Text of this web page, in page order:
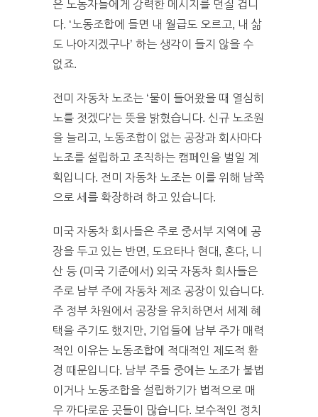
은 노동자들에게 강력한 메시지를 던질 겁니
다. ‘노동조합에 들면 내 월급도 오르고, 내 삶
도 나아지겠구나’ 하는 생각이 들지 않을 수
없죠.
전미 자동차 노조는 ‘물이 들어왔을 때 열심히
노를 젓겠다’는 뜻을 밝혔습니다. 신규 노조원
을 늘리고, 노동조합이 없는 공장과 회사마다
노조를 설립하고 조직하는 캠페인을 벌일 계
획입니다. 전미 자동차 노조는 이를 위해 남쪽
으로 세를 확장하려 하고 있습니다.
미국 자동차 회사들은 주로 중서부 지역에 공
장을 두고 있는 반면, 도요타나 현대, 혼다, 니
산 등 (미국 기준에서) 외국 자동차 회사들은
주로 남부 주에 자동차 제조 공장이 있습니다.
주 정부 차원에서 공장을 유치하면서 세제 혜
택을 주기도 했지만, 기업들에 남부 주가 매력
적인 이유는 노동조합에 적대적인 제도적 환
경 때문입니다. 남부 주들 중에는 노조가 불법
이거나 노동조합을 설립하기가 법적으로 매
우 까다로운 곳들이 많습니다. 보수적인 정치